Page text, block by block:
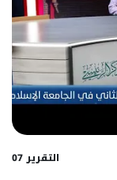
التقرير 07